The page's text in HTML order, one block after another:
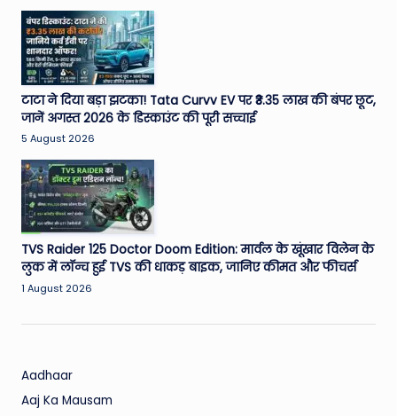
टाटा ने दिया बड़ा झटका! Tata Curvv EV पर ₹3.35 लाख की बंपर छूट,
जानें अगस्त 2026 के डिस्काउंट की पूरी सच्चाई
5 August 2026
TVS Raider 125 Doctor Doom Edition: मार्वल के खूंखार विलेन के
लुक में लॉन्च हुई TVS की धाकड़ बाइक, जानिए कीमत और फीचर्स
1 August 2026
Aadhaar
Aaj Ka Mausam